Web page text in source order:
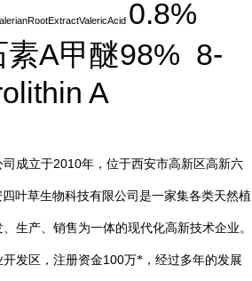
0.8%
素A甲醚98% 8-
A
司成立于2010年，位于西安市高新区高新六
叶草生物科技有限公司是一家集各类天然植
生产、销售为一体的现代化高新技术企业。
发区，注册资金100万*，经过多年的发展